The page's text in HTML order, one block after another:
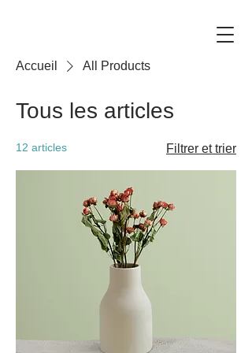
Accueil All Products
Tous les articles
12 articles Filtrer et trier